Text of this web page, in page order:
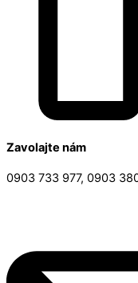
Zavolajte nám
0903 733 977, 0903